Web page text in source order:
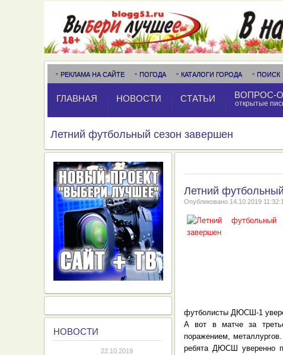
РЕКЛАМА НА САЙТЕ ПОГОДА КАТАЛОГИ ГОРОДА ПОИСК
ГЛАВНАЯ НОВОСТИ СТАТЬИ ВОПРОС-
открытые
Летний футбольный сезон завершен
Летний
Опубликовано 14.10.2019
футболисты ДЮСШ-1
А вот в матче за
поражением,
ребята ДЮСШ уверенно
НОВОСТИ
22.10.2019